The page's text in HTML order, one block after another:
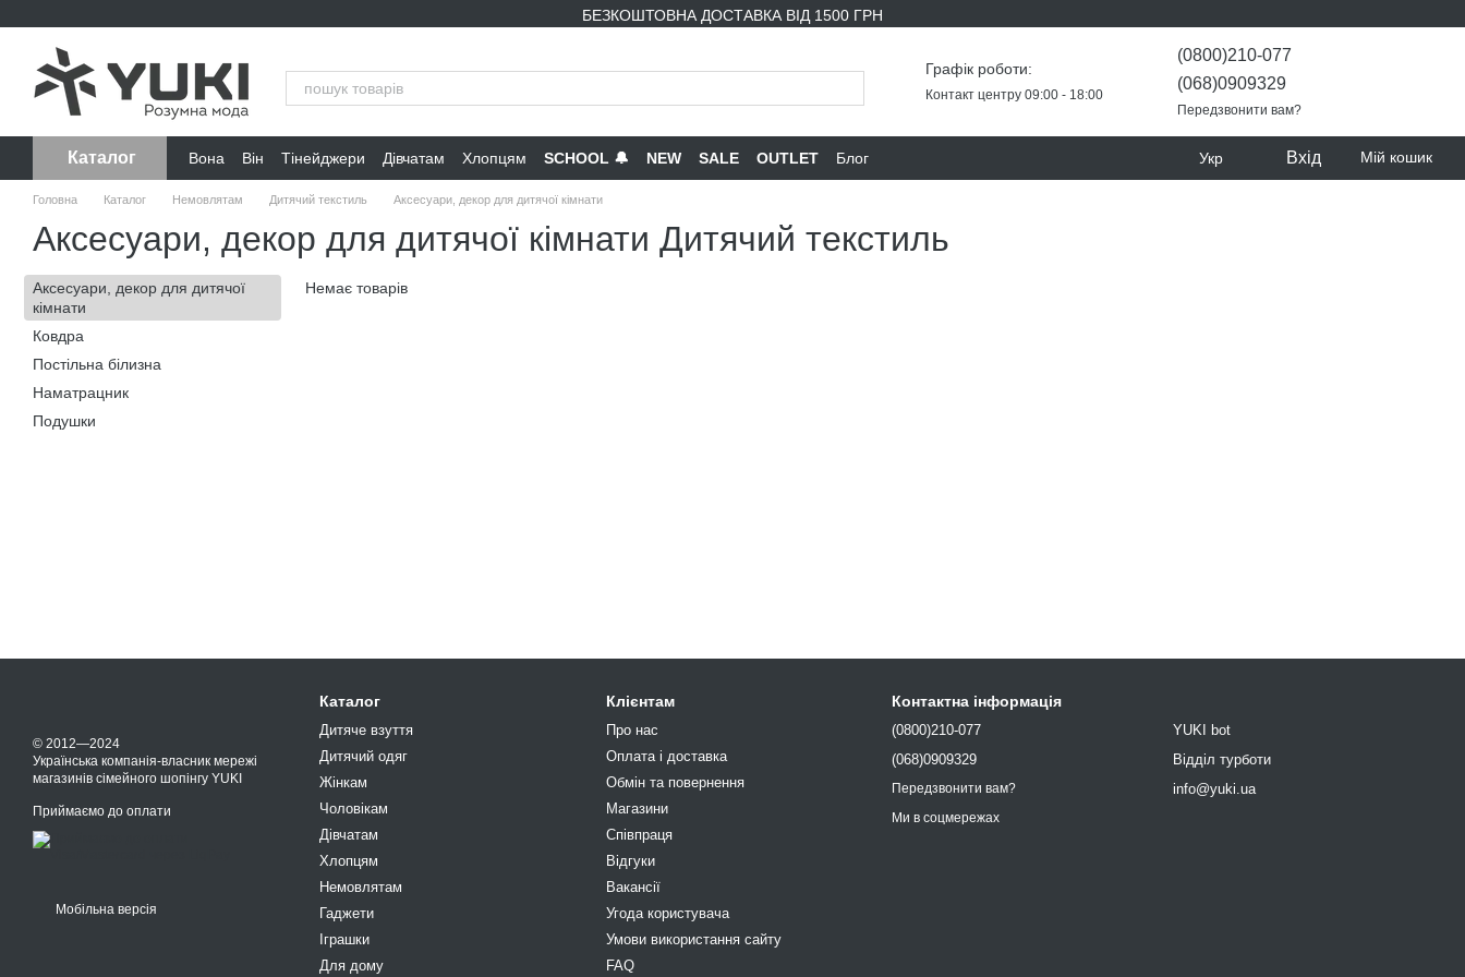
БЕЗКОШТОВНА ДОСТАВКА ВІД 1500 ГРН
Графік роботи:
Контакт центру 09:00 - 18:00
(0800)210-077
(068)0909329
Передзвонити вам?
Каталог Вона Він Тінейджери Дівчатам Хлопцям SCHOOL 🔔 NEW SALE OUTLET Блог Укр Вхід Мій кошик
Головна Каталог Немовлятам Дитячий текстиль Аксесуари, декор для дитячої кімнати
Аксесуари, декор для дитячої кімнати Дитячий текстиль
Немає товарів
Аксесуари, декор для дитячої
кімнати
Ковдра
Постільна білизна
Наматрацник
Подушки
© 2012—2024
Українська компанія-власник мережі
магазинів сімейного шопінгу YUKI
Приймаємо до оплати
Мобільна версія
Каталог
Дитяче взуття
Дитячий одяг
Жінкам
Чоловікам
Дівчатам
Хлопцям
Немовлятам
Гаджети
Іграшки
Для дому
Клієнтам
Про нас
Оплата і доставка
Обмін та повернення
Магазини
Співпраця
Відгуки
Вакансії
Угода користувача
Умови використання сайту
FAQ
Контактна інформація
(0800)210-077
(068)0909329
Передзвонити вам?
YUKI bot
Відділ турботи
info@yuki.ua
Ми в соцмережах